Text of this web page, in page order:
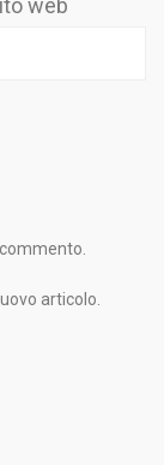
web
articolo.